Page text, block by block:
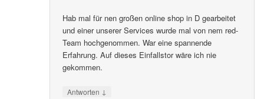
Hab mal für nen großen online shop in D gearbeitet
und einer unserer Services wurde mal von nem red-
Team hochgenommen. War eine spannende
Erfahrung. Auf dieses Einfallstor wäre ich nie
gekommen.
Antworten ↓